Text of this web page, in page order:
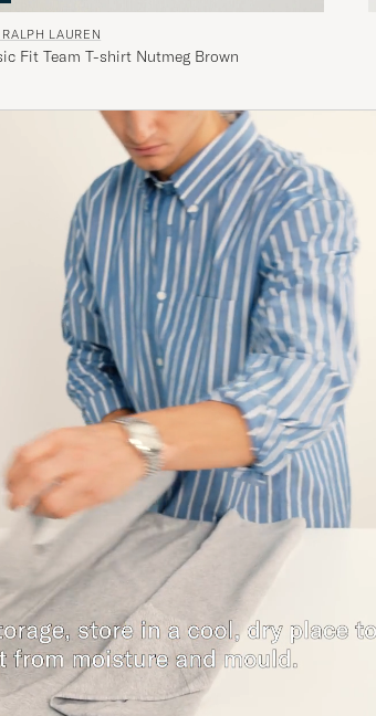
RALPH LAUREN
Fit Team T-shirt Nutmeg Brown